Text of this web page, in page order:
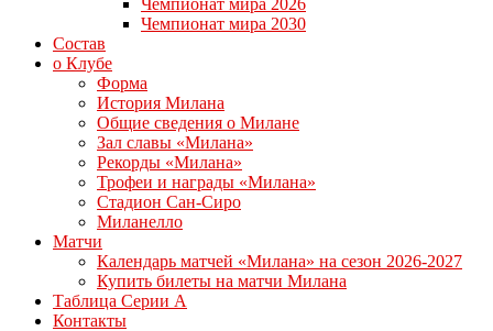
Чемпионат мира 2026
Чемпионат мира 2030
Состав
о Клубе
Форма
История Милана
Общие сведения о Милане
Зал славы «Милана»
Рекорды «Милана»
Трофеи и награды «Милана»
Стадион Сан-Сиро
Миланелло
Матчи
Календарь матчей «Милана» на сезон 2026-2027
Купить билеты на матчи Милана
Таблица Серии А
Контакты